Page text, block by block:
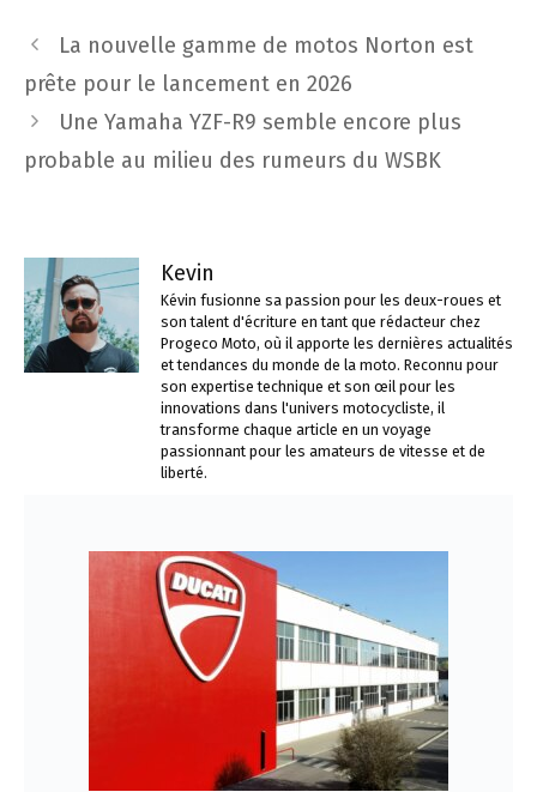
Navigation
des
La nouvelle gamme de motos Norton est
prête pour le lancement en 2026
Une Yamaha YZF-R9 semble encore plus
probable au milieu des rumeurs du WSBK
Kevin
Kévin fusionne sa passion pour les deux-roues et
son talent d'écriture en tant que rédacteur chez
Progeco Moto, où il apporte les dernières actualités
et tendances du monde de la moto. Reconnu pour
son expertise technique et son œil pour les
innovations dans l'univers motocycliste, il
transforme chaque article en un voyage
passionnant pour les amateurs de vitesse et de
liberté.